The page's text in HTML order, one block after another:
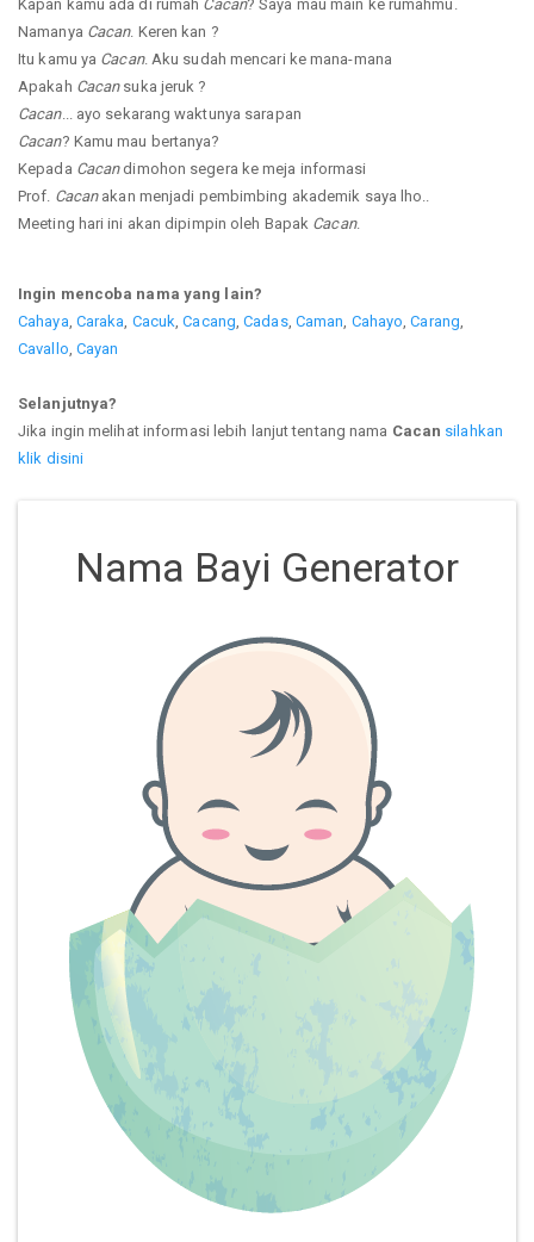
Kapan kamu ada di rumah Cacan? Saya mau main ke rumahmu.
Namanya Cacan. Keren kan ?
Itu kamu ya Cacan. Aku sudah mencari ke mana-mana
Apakah Cacansuka jeruk ?
Cacan... ayo sekarang waktunya sarapan
Cacan? Kamu mau bertanya?
Kepada Cacandimohon segera ke meja informasi
Prof. Cacanakan menjadi pembimbing akademik saya lho..
Meeting hari ini akan dipimpin oleh Bapak Cacan.
Ingin mencoba nama yang lain?
Cahaya Caraka Cacuk ,Cacang ,Cadas, Caman Cahayo ,Carang
Cavallo Cayan
Selanjutnya?
Jika ingin melihat informasi lebih lanjut tentang nama Cacan silahkan
klik disini
Nama Bayi Generator